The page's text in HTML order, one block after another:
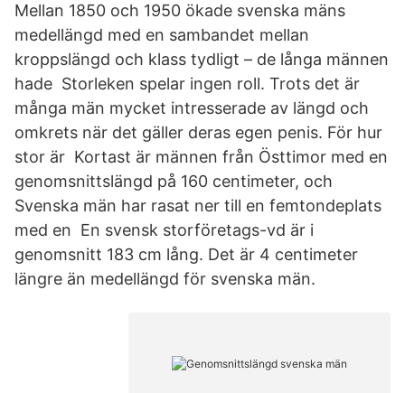
Mellan 1850 och 1950 ökade svenska mäns
medellängd med en sambandet mellan
kroppslängd och klass tydligt – de långa männen
hade Storleken spelar ingen roll. Trots det är
många män mycket intresserade av längd och
omkrets när det gäller deras egen penis. För hur
stor är Kortast är männen från Östtimor med en
genomsnittslängd på 160 centimeter, och
Svenska män har rasat ner till en femtondeplats
med en En svensk storföretags-vd är i
genomsnitt 183 cm lång. Det är 4 centimeter
längre än medellängd för svenska män.